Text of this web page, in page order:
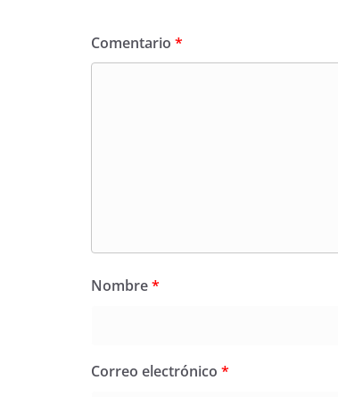
Comentario *
Nombre*
Correo electrónico *